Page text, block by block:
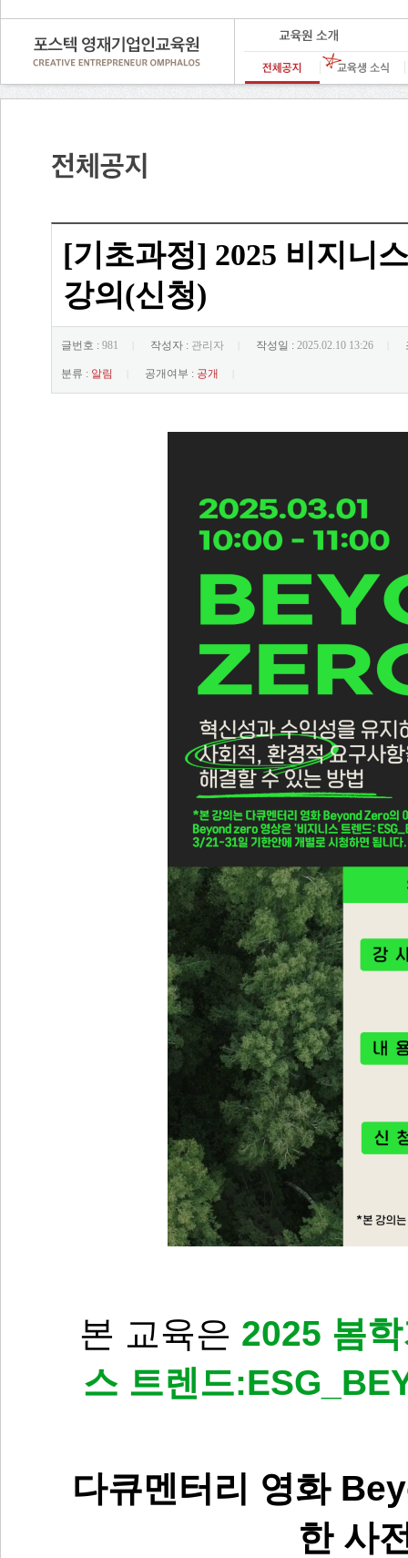
[기초과정] 2025 비지니
강의(신청)
글번호 : 981 작성자 : 관리자 작성일 : 2025.02.10 13:26
분류 : 알림 공개여부 : 공개
본 교육은 2025 봄
스 트렌드
다큐멘터리 영화
한 사